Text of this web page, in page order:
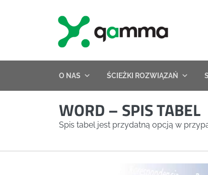
O NAS ŚCIEŻKI ROZWIĄZAŃ
WORD – SPIS TABEL
Spis tabel jest przydatną opcją w